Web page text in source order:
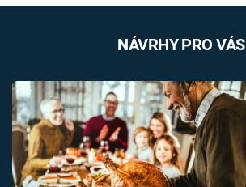
NÁVRHY PRO VÁS